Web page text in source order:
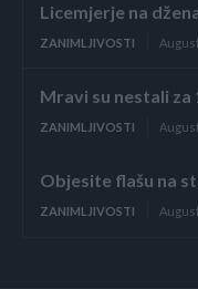
Licemjerje na
ZANIMLJIVOSTI
Mravi su nestali za
ZANIMLJIVOSTI
Objesite flašu na
ZANIMLJIVOSTI